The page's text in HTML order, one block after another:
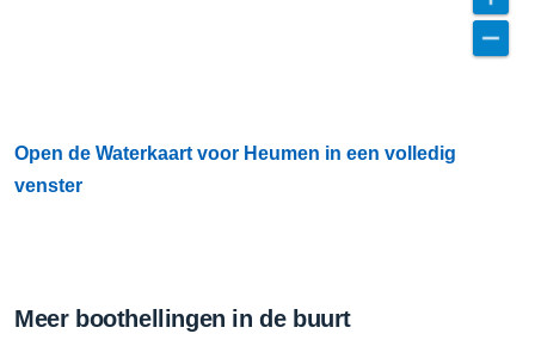
Open de Waterkaart voor Heumen in een volledig
venster
Meer boothellingen in de buurt